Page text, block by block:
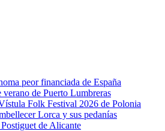
peor financiada de España
verano de Puerto Lumbreras
Folk Festival 2026 de Polonia
Lorca y sus pedanías
de Alicante